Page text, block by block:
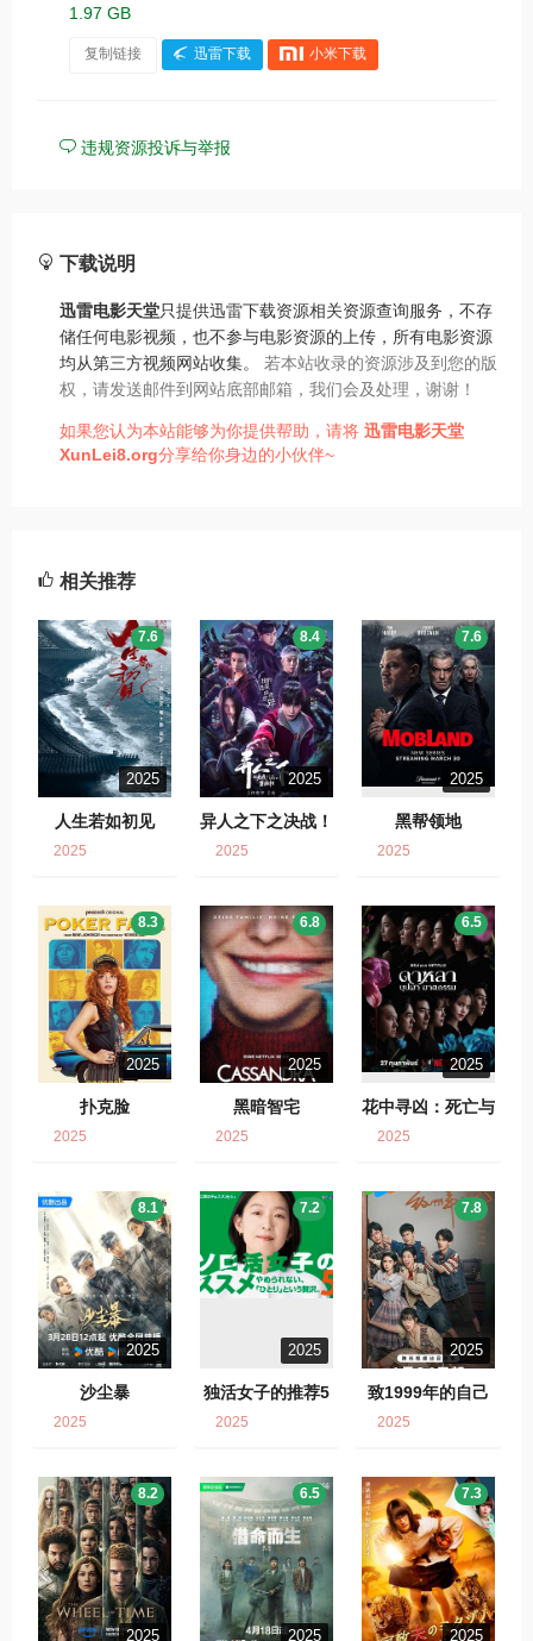
1.97 GB
复制链接 迅雷下载 小米下载
违规资源投诉与举报
下载说明
迅雷电影天堂只提供迅雷下载资源相关资源查询服务，不存
储任何电影视频，也不参与电影资源的上传，所有电影资源
均从第三方视频网站收集。 若本站收录的资源涉及到您的版
权，请发送邮件到网站底部邮箱，我们会及处理，谢谢！
如果您认为本站能够为你提供帮助，请将 迅雷电影天堂
XunLei8.org分享给你身边的小伙伴~
相关推荐
2025
人生若如初见
7.6
2025
2025
异人之下之决战！
碧游村
8.4
2025
2025
黑帮领地
7.6
2025
2025
扑克脸
8.3
2025
2025
黑暗智宅
6.8
2025
2025
花中寻凶：死亡与
6.5
2025
2025
沙尘暴
8.1
2025
2025
独活女子的推荐5
7.2
2025
2025
致1999年的自己
7.8
2025
2025
8.2
2025
6.5
2025
7.3